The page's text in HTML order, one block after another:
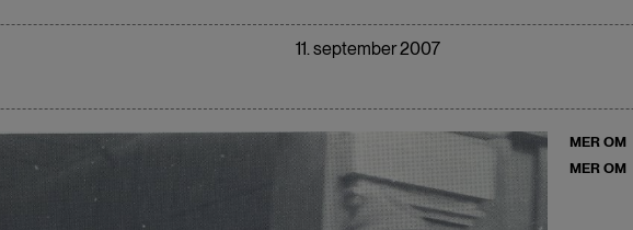
11. september 2007
MER OM
MER OM